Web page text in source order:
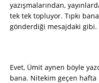
yazışmalarından,
tek tek topluyor. Tıpkı
gönderdiği mesajdaki gibi.
Evet, Ümit aynen böyle
bana. Nitekim geçen hafta